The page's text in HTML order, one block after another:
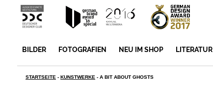
BILDER FOTOGRAFIEN NEU IM SHOP LITERATUR
STARTSEITE - KUNSTWERKE - A BIT ABOUT GHOSTS